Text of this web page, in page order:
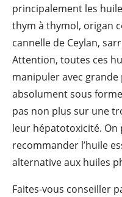
principalement les
thym à thymol, origan
cannelle de Ceylan,
Attention, toutes ces
manipuler avec
absolument sous
pas non plus sur une
leur hépatotoxicité.
recommander l’huile
alternative aux huiles
Faites-vous conseiller